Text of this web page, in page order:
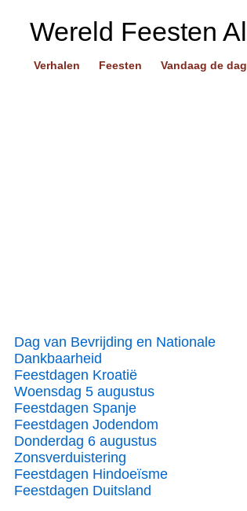
Wereld Feesten
Verhalen Feesten Vandaag de dag
Dag van Bevrijding en Nationale
Dankbaarheid
Feestdagen Kroatië
Woensdag 5 augustus
Feestdagen Spanje
Feestdagen Jodendom
Donderdag 6 augustus
Zonsverduistering
Feestdagen Hindoeïsme
Feestdagen Duitsland